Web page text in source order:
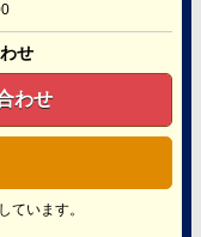
せ
わせ
ています。